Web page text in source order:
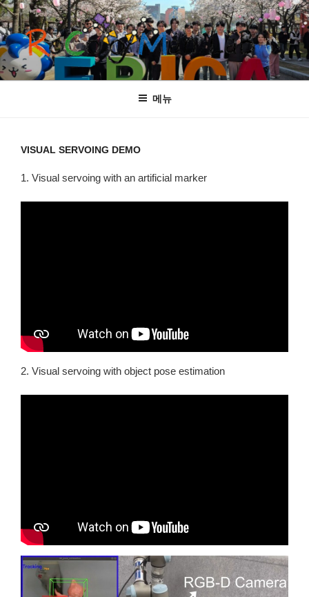
콘
텐
츠
로
바
ROCOGMAN LAB
Department of Robotics, Hanyang University
메뉴
VISUAL SERVOING DEMO
1. Visual servoing with an artificial marker
2. Visual servoing with object pose estimation